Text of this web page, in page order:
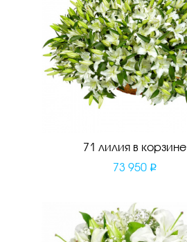
71 лилия в корзине
73 950